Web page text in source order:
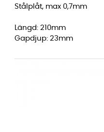
Stålplåt, max 0,7mm
Längd: 210mm
Gapdjup: 23mm